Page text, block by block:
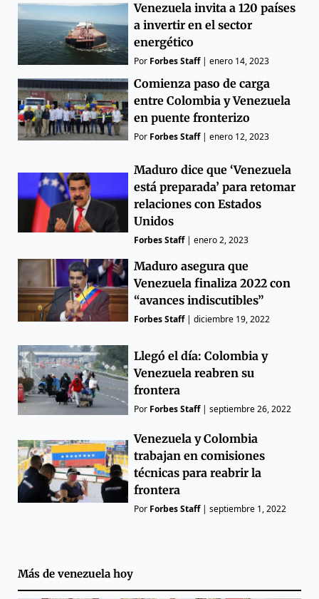
Venezuela invita a 120 países
a invertir en el sector
energético
Por Forbes Staff|enero 14, 2023
Comienza paso de carga
entre Colombia y Venezuela
en puente fronterizo
Por Forbes Staff|enero 12, 2023
Maduro dice que ‘Venezuela
está preparada’ para retomar
relaciones con Estados
Unidos
Forbes Staff|enero 2, 2023
Maduro asegura que
Venezuela finaliza 2022 con
“avances indiscutibles”
Forbes Staff|diciembre 19, 2022
Llegó el día: Colombia y
Venezuela reabren su
frontera
Por Forbes Staff|septiembre 26, 2022
Venezuela y Colombia
trabajan en comisiones
técnicas para reabrir la
frontera
Por Forbes Staff|septiembre 1, 2022
Más de venezuela hoy